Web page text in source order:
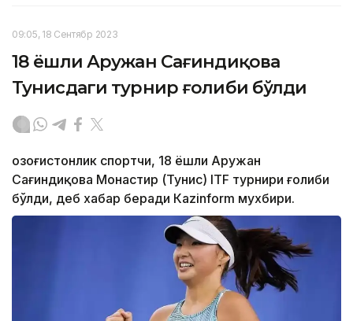
09:05, 18 Сентябр 2023
18 ёшли Аружан Сағиндиқова
Тунисдаги турнир ғолиби бўлди
Қозоғистонлик спортчи, 18 ёшли Аружан
Сағиндиқова Монастир (Тунис) ITF турнири ғолиби
бўлди, деб хабар беради Каzinform мухбири.